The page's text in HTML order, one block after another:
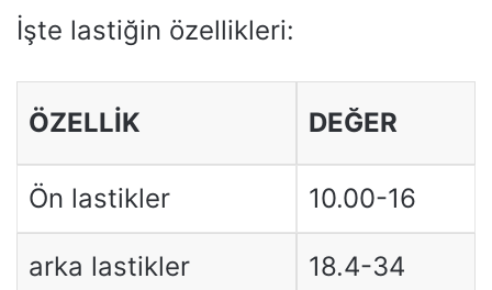
İşte lastiğin özellikleri:
ÖZELLIK DEĞER
Ön lastikler 10.00-16
arka lastikler 18.4-34